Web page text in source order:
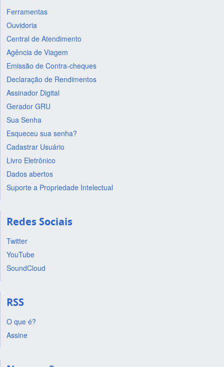
Ferramentas
Ouvidoria
Central de Atendimento
Agência de Viagem
Emissão de Contra-cheques
Declaração de Rendimentos
Assinador Digital
Gerador GRU
Sua Senha
Esqueceu sua senha?
Cadastrar Usuário
Livro Eletrônico
Dados abertos
Suporte a Propriedade Intelectual
Redes Sociais
Twitter
YouTube
SoundCloud
RSS
O que é?
Assine